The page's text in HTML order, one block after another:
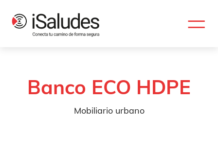
Banco ECO HDPE
Mobiliario urbano